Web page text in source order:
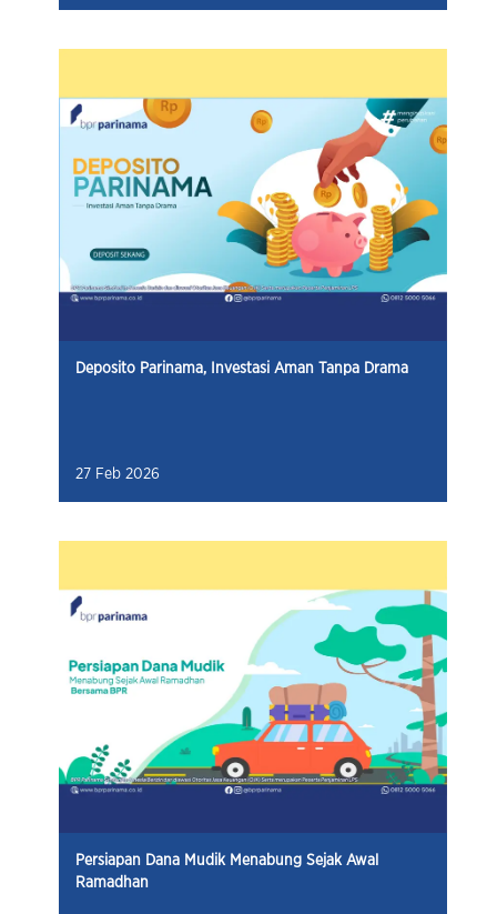
Deposito Parinama, Investasi Aman Tanpa Drama
27 Feb 2026
Persiapan Dana Mudik Menabung Sejak Awal
Ramadhan